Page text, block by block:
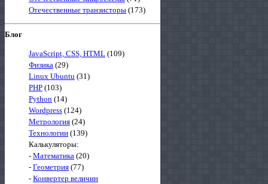
Отечественные транзисторы (173)
Блог
JavaScript, CSS, HTML (109)
Физика (29)
Linux Ubuntu (31)
PHP (103)
Python (14)
Wordpress (124)
Метрология (24)
Технологии (139)
Калькуляторы:
- Математика (20)
- Геометрия (77)
- Конвертер величин